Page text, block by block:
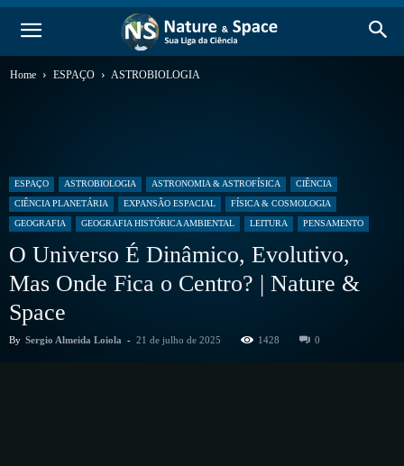
Home ESPAÇO ASTROBIOLOGIA
ESPAÇO ASTROBIOLOGIA ASTRONOMIA & ASTROFÍSICA
CIÊNCIA
CIÊNCIA PLANETÁRIA
EXPANSÃO ESPACIAL
FÍSICA & COSMOLOGIA
GEOGRAFIA
GEOGRAFIA HISTÓRICA AMBIENTAL LEITURA PENSAMENTO
O Universo É Dinâmico, Evolutivo,
Mas Onde Fica o Centro? | Nature &
Space
By Sergio Almeida Loiola - 21 de julho de 2025 1428 0